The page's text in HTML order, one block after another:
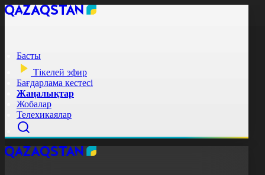
Басты
Тікелей эфир
Бағдарлама кестесі
Жаңалықтар
Жобалар
Телехикаялар